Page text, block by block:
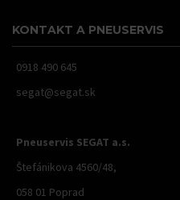
KONTAKT A PNEUSERVIS
0918 490 645
segat@segat.sk
Pneuservis SEGAT a.s.
Štefánikova 4560/48,
058 01 Poprad